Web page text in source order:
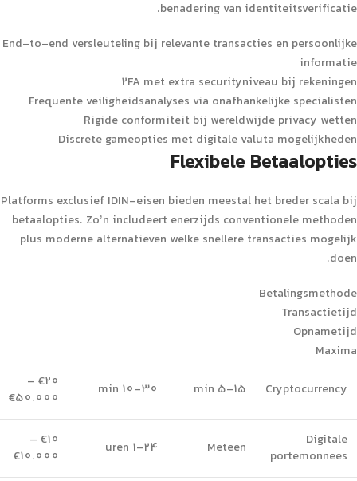
benadering van identiteitsverificatie.
End-to-end versleuteling bij relevante transacties en persoonlijke
informatie
2FA met extra securityniveau bij rekeningen
Frequente veiligheidsanalyses via onafhankelijke specialisten
Rigide conformiteit bij wereldwijde privacy wetten
Discrete gameopties met digitale valuta mogelijkheden
Flexibele Betaalopties
Platforms exclusief IDIN-eisen bieden meestal het breder scala bij
betaalopties. Zo’n includeert enerzijds conventionele methoden
plus moderne alternatieven welke snellere transacties mogelijk
doen.
Betalingsmethode
Transactietijd
Opnametijd
Maxima
Cryptocurrency
5-15 min
10-30 min
€20 –
€50.000
Digitale
portemonnees
Meteen
1-24 uren
€10 –
€10.000